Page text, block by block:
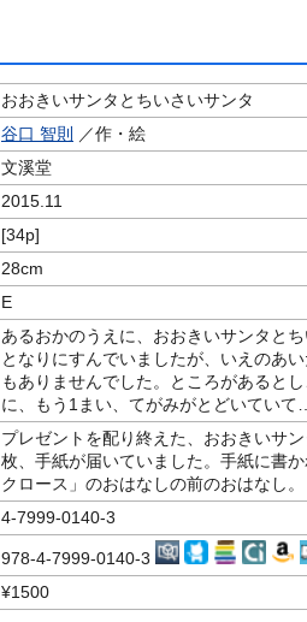
おおきいサンタとちいさいサンタ
谷口 智則
／作・絵
文溪堂
2015.11
[34p]
28cm
E
あるおかのうえに、おおきいサンタと
となりにすんでいましたが、いえのあ
もありませんでした。ところがあると
に、もう1まい、てがみがとどいてい
プレゼントを配り終えた、おおきいサ
枚、手紙が届いていました。手紙に書
クロース」のおはなしの前のおはなし。
4-7999-0140-3
978-4-7999-0140-3
¥1500